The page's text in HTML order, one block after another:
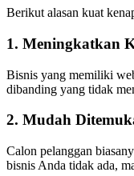
Berikut alasan kuat
1. Meningkatkan
Bisnis yang memiliki
dibanding yang tidak
2. Mudah
Calon pelanggan
bisnis Anda tidak ada,